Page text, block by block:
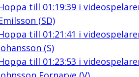
till 01:19:39i
(SD)
till 01:21:41 i
(S)
till 01:23:53 i